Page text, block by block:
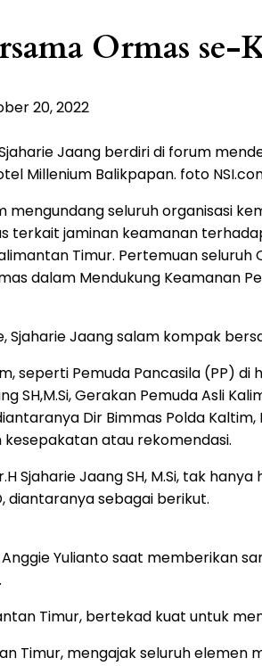
Ormas
20, 2022
Jaang berdiri di forum
Millenium Balikpapan. foto
mengundang seluruh
terkait jaminan keamanan
Timur. Pertemuan
dalam Mendukung Keamanan
Sjaharie Jaang salam kompak
seperti Pemuda Pancasila (PP)
SH,M.Si, Gerakan Pemuda Asli
Dir Bimmas Polda
atau rekomendasi.
Sjaharie Jaang SH, M.Si, tak
diantaranya sebagai berikut.
Anggie Yulianto saat memberikan
Timur, bertekad kuat untuk
Timur, mengajak seluruh